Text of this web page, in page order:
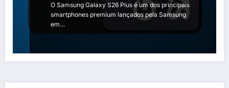
O Samsung Galaxy S26 Plus é um dos principais
smartphones premium lançados pela Samsung
em…